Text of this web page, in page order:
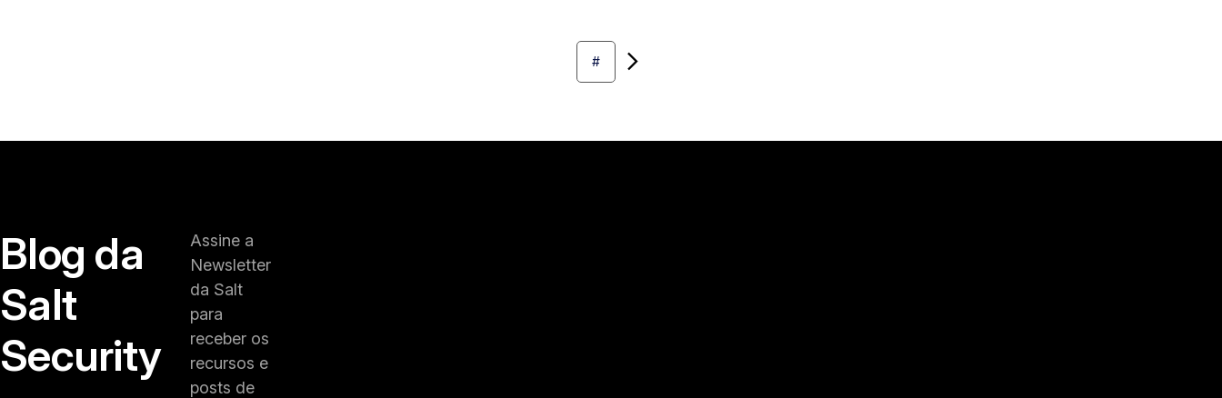
#
Next
Blog da
Salt
Security
Assine a
Newsletter
da Salt
para
receber os
recursos e
posts de